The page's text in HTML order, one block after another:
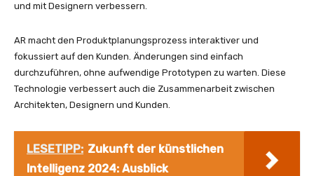
und mit Designern verbessern.
AR macht den Produktplanungsprozess interaktiver und
fokussiert auf den Kunden. Änderungen sind einfach
durchzuführen, ohne aufwendige Prototypen zu warten. Diese
Technologie verbessert auch die Zusammenarbeit zwischen
Architekten, Designern und Kunden.
LESETIPP: Zukunft der künstlichen
Intelligenz 2024: Ausblick